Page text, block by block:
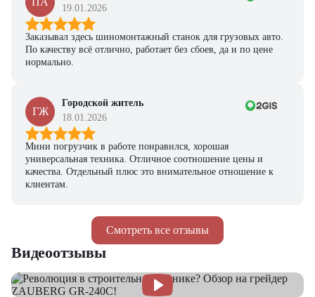
Смотреть все отзывы
19.01.2026
Заказывал здесь шиномонтажный станок для грузовых авто.
По качеству всё отлично, работает без сбоев, да и по цене
нормально.
ГЖ
Городской житель
18.01.2026
Мини погрузчик в работе понравился, хорошая
универсальная техника. Отличное соотношение цены и
качества. Отдельный плюс это внимательное отношение к
клиентам.
Видеоотзывы